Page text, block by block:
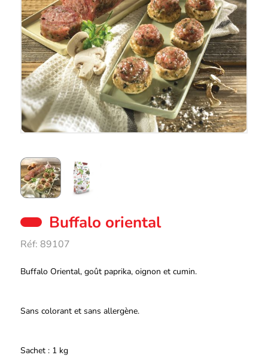
Buffalo oriental
Réf: 89107
Description
Buffalo Oriental, goût paprika, oignon et cumin.
Sans colorant et sans allergène.
Sachet : 1 kg